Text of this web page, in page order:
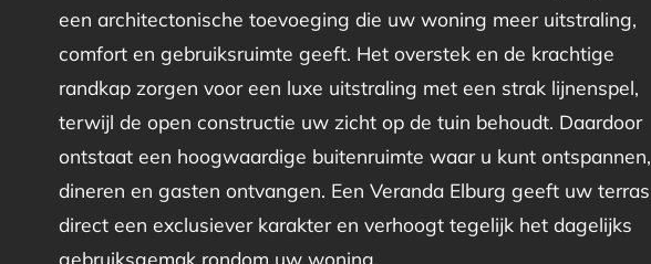
een architectonische toevoeging die uw woning meer uitstraling,
comfort en gebruiksruimte geeft. Het overstek en de krachtige
randkap zorgen voor een luxe uitstraling met een strak lijnenspel,
terwijl de open constructie uw zicht op de tuin behoudt. Daardoor
ontstaat een hoogwaardige buitenruimte waar u kunt ontspannen,
dineren en gasten ontvangen. Een Veranda Elburg geeft uw terras
direct een exclusiever karakter en verhoogt tegelijk het dagelijks
gebruiksgemak rondom uw woning.